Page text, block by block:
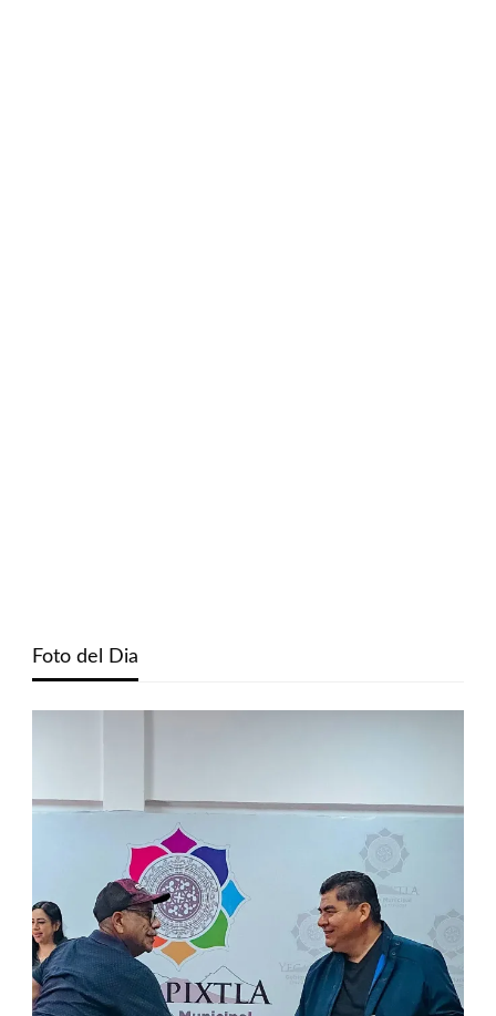
Foto del Dia